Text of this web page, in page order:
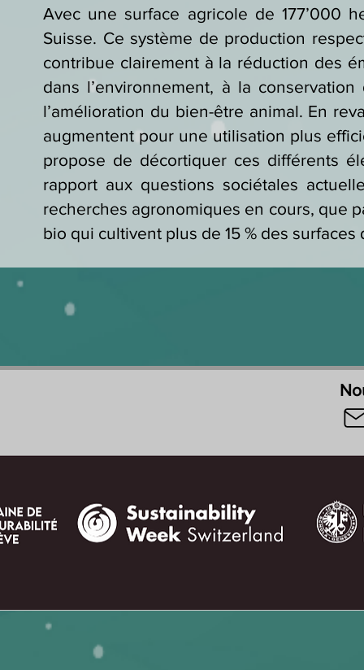
Avec une surface agricole de 177’000
Suisse. Ce système de production
contribue clairement à la réduction des
dans l’environnement, à la
l’amélioration du bien-être animal. En
augmentent pour une utilisation plus
propose de décortiquer ces différents
rapport aux questions sociétales
recherches agronomiques en cours, que
bio qui cultivent plus de 15 % des